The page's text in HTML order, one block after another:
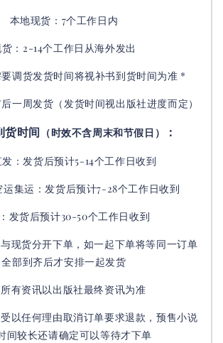
本地现货：7个工作日内
：2-14个工作日从海外发出
调货发货时间将视补书到货时间为准 *
一周发货（发货时间视出版社进度而定）
货时间 （时效不含周末和节假日） ：
：发货后预计5-14个工作日收到
运集运：发货后预计7-28个工作日收到
发货后预计30-50个工作日收到
现货分开下单，如一起下单将等同一订单
全部到齐后才安排一起发货
所有资讯以出版社最终资讯为准
以任何理由取消订单要求退款，预售小说
间较长还请确定可以等待才下单